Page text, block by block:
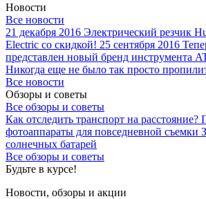
Новости
Все новости
21 декабря 2016 Электрический резчик
Electric со скидкой! 25 сентября 2016
представлен новый бренд инструмента
Никогда еще не было так просто
Все новости
Обзоры и советы
Все обзоры и советы
Как отследить транспорт на расстояние?
фотоаппараты для повседневной съемки
солнечных батарей
Все обзоры и советы
Будьте в курсе!
Новости, обзоры и акции